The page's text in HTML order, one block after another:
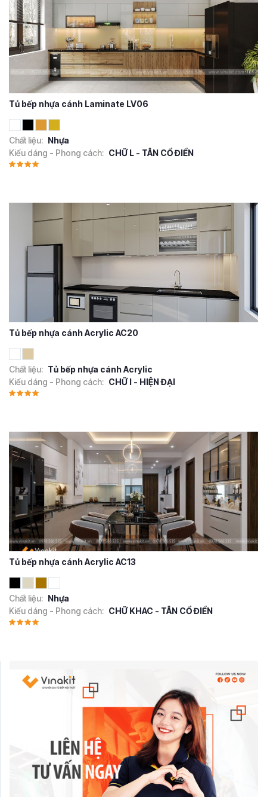
Tủ bếp nhựa cánh Laminate LV06
Chất liệu: Nhựa
Kiểu dáng - Phong cách: CHỮ L - TÂN CỔ ĐIỂN
Tủ bếp nhựa cánh Acrylic AC20
Chất liệu: Tủ bếp nhựa cánh Acrylic
Kiểu dáng - Phong cách: CHỮ I - HIỆN ĐẠI
Tủ bếp nhựa cánh Acrylic AC13
Chất liệu: Nhựa
Kiểu dáng - Phong cách: CHỮ KHAC - TÂN CỔ ĐIỂN